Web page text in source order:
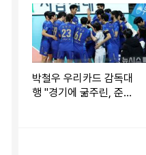
박철우 우리카드 감독대
행 "경기에 굶주린, 준비